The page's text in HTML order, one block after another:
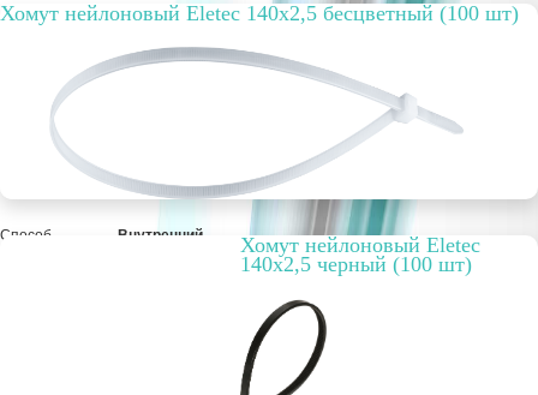
Хомут нейлоновый Eletec 140х2,5 бесцветный (100 шт)
Способ
Внутренний
Хомут нейлоновый Eletec
140х2,5 черный (100 шт)